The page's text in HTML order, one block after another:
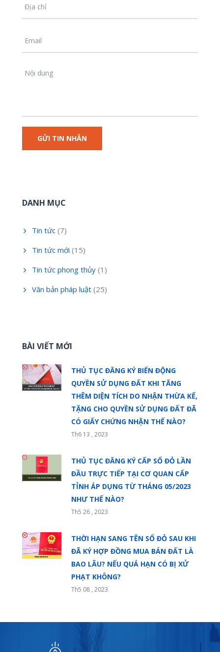
DANH MỤC
Tin tức (7)
Tin tức mới (15)
Tin tức phong thủy (1)
Văn bản pháp luật (25)
BÀI VIẾT MỚI
THỦ TỤC ĐĂNG KÝ BIẾN ĐỘNG
QUYỀN SỬ DỤNG ĐẤT KHI TĂNG
THÊM DIỆN TÍCH DO NHẬN THỪA KẾ,
TẶNG CHO QUYỀN SỬ DỤNG ĐẤT ĐÃ
CÓ GIẤY CHỨNG NHẬN THẾ NÀO?
Th6 13 , 2023
THỦ TỤC ĐĂNG KÝ CẤP SỔ ĐỎ LẦN
ĐẦU TRỰC TIẾP TẠI CƠ QUAN CẤP
TỈNH ÁP DỤNG TỪ THÁNG 05/2023
NHƯ THẾ NÀO?
Th5 26 , 2023
THỜI HẠN SANG TÊN SỔ ĐỎ SAU KHI
ĐÃ KÝ HỢP ĐỒNG MUA BÁN ĐẤT LÀ
BAO LÂU? NẾU QUÁ HẠN CÓ BỊ XỬ
PHẠT KHÔNG?
Th5 08 , 2023